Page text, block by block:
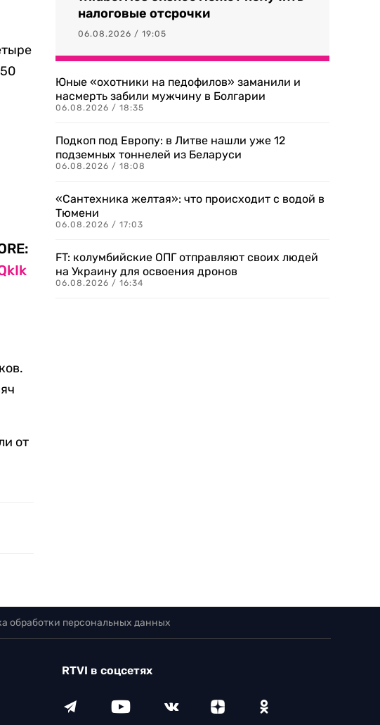
от
налоговые отсрочки
06.08.2026 / 19:05
Юные «охотники на педофилов» заманили и
насмерть забили мужчину в Болгарии
06.08.2026 / 18:35
Подкоп под Европу: в Литве нашли уже 12
подземных тоннелей из Беларуси
06.08.2026 / 18:08
«Сантехника желтая»: что происходит с водой в
Тюмени
06.08.2026 / 17:03
FT: колумбийские ОПГ отправляют своих людей
на Украину для освоения дронов
06.08.2026 / 16:34
обработки персональных данных
RTVI в соцсетях